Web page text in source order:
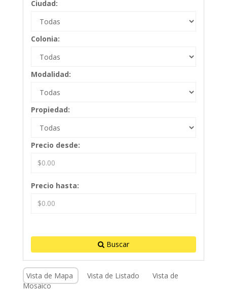
Ciudad:
Colonia:
Modalidad:
Propiedad:
Precio desde:
Precio hasta:
Buscar
Vista de Mapa Vista de Listado
Vista de
Mosaico